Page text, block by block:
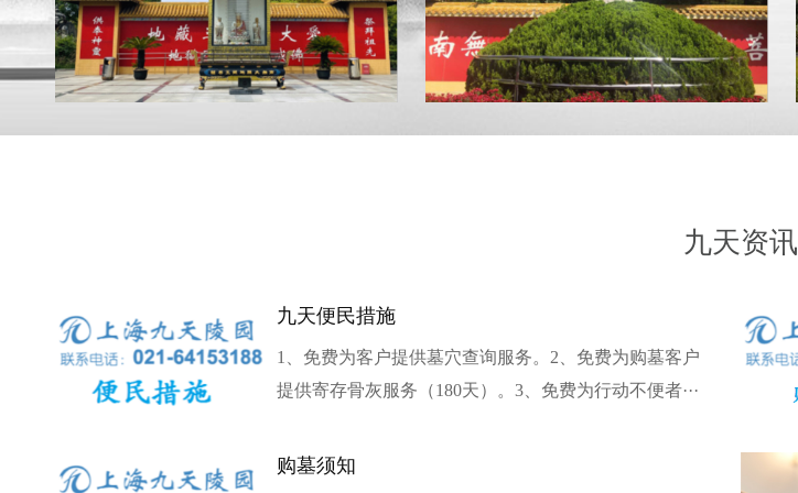
九天资讯
九天便民措施
1、免费为客户提供墓穴查询服务。2、免费为购墓客户
提供寄存骨灰服务（180天）。3、免费为行动不便者···
购墓须知